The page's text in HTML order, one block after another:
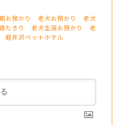
お預かり 老犬お預かり
老犬
たきり 老犬生涯お預かり
老
軽井沢ペットホテル